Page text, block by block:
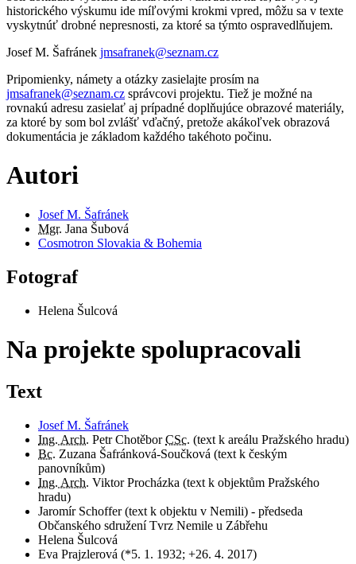
historického výskumu ide míľovými krokmi vpred, môžu sa v texte
vyskytnúť drobné nepresnosti, za ktoré sa týmto ospravedlňujem.
Josef M. Šafránek jmsafranek@seznam.cz
Pripomienky, námety a otázky zasielajte prosím na
jmsafranek@seznam.cz správcovi projektu. Tiež je možné na
rovnakú adresu zasielať aj prípadné doplňujúce obrazové materiály,
za ktoré by som bol zvlášť vďačný, pretože akákoľvek obrazová
dokumentácia je základom každého takéhoto počinu.
Autori
Josef M. Šafránek
Mgr. Jana Šubová
Cosmotron Slovakia & Bohemia
Fotograf
Helena Šulcová
Na projekte spolupracovali
Text
Josef M. Šafránek
Ing. Arch. Petr ChotěborCSc. (text k areálu Pražského hradu)
Bc. Zuzana Šafránková-Součková (text k českým
panovníkům)
Ing. Arch. Viktor Procházka (text k objektům Pražského
hradu)
Jaromír Schoffer (text k objektu v Nemili) - předseda
Občanského sdružení Tvrz Nemile u Zábřehu
Helena Šulcová
Eva Prajzlerová (*5. 1. 1932; +26. 4. 2017)